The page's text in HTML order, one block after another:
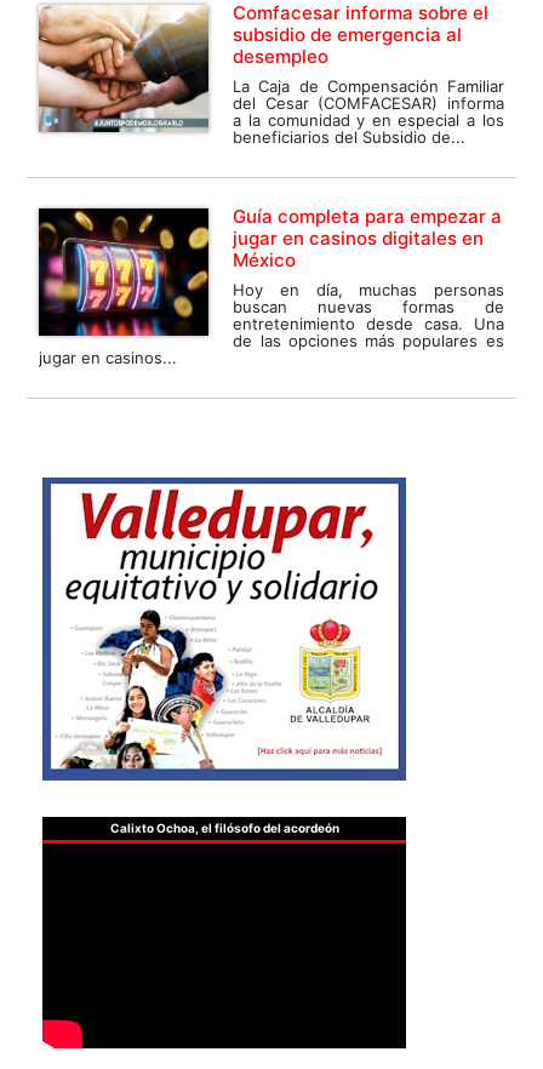
Comfacesar informa sobre el
subsidio de emergencia al
desempleo
La Caja de Compensación Familiar
del Cesar (COMFACESAR) informa
a la comunidad y en especial a los
beneficiarios del Subsidio de...
Guía completa para empezar a
jugar en casinos digitales en
México
Hoy en día, muchas personas
buscan nuevas formas de
entretenimiento desde casa. Una
de las opciones más populares es
jugar en casinos...
Calixto Ochoa, el filósofo del acordeón